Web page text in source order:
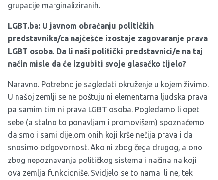
grupacije marginaliziranih.
LGBT.ba: U javnom obraćanju političkih
predstavnika/ca najčešće izostaje zagovaranje prava
LGBT osoba. Da li naši politički predstavnici/e na taj
način misle da će izgubiti svoje glasačko tijelo?
Naravno. Potrebno je sagledati okruženje u kojem živimo.
U našoj zemlji se ne poštuju ni elementarna ljudska prava
pa samim tim ni prava LGBT osoba. Pogledamo li opet
sebe (a stalno to ponavljam i promovišem) spoznaćemo
da smo i sami dijelom onih koji krše nečija prava i da
snosimo odgovornost. Ako ni zbog čega drugog, a ono
zbog nepoznavanja političkog sistema i načina na koji
ova zemlja funkcioniše. Svidjelo se to nama ili ne, tek